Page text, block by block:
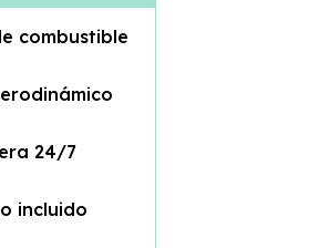
combustible
24/7
incluido